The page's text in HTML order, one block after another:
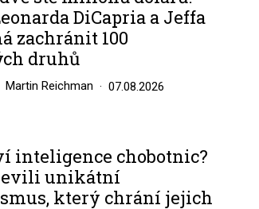
DiCapria a Jeffa
zachránit 100
druhů
Martin Reichman 07.08.2026
inteligence chobotnic?
unikátní
který chrání jejich